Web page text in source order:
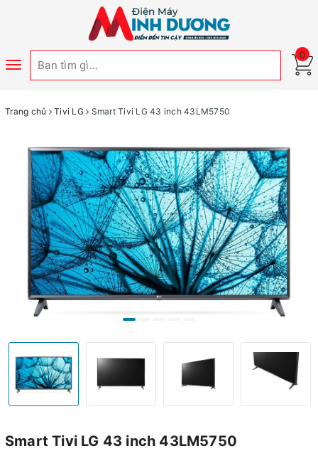
Toggle
0
Trang chủ Tivi LG Smart Tivi LG 43 inch 43LM5750
Smart Tivi LG 43 inch 43LM5750